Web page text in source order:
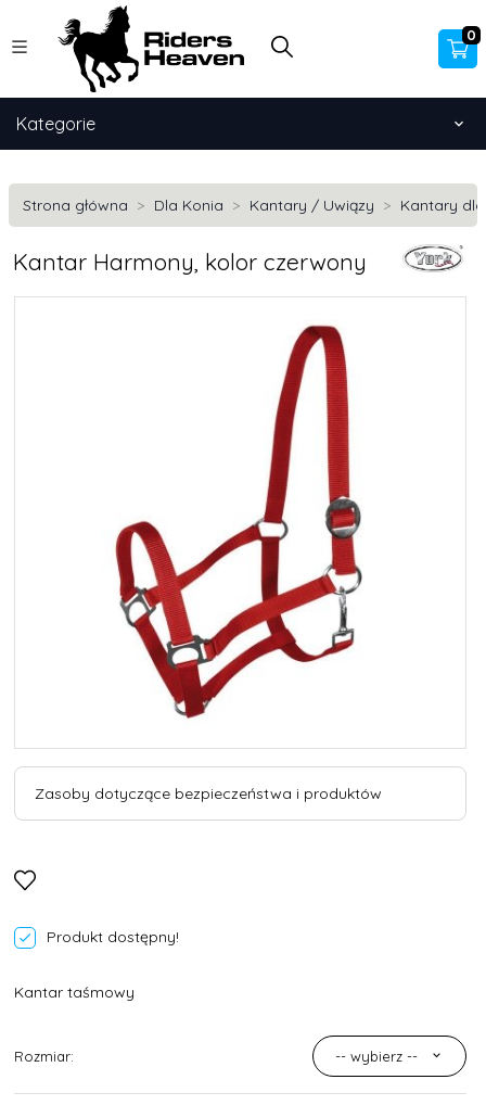
0
Kategorie
Strona główna Dla Konia Kantary / Uwiązy Kantary
Kantar Harmony, kolor czerwony
Zasoby dotyczące bezpieczeństwa i produktów
Produkt dostępny!
Kantar taśmowy
Rozmiar: -- wybierz --